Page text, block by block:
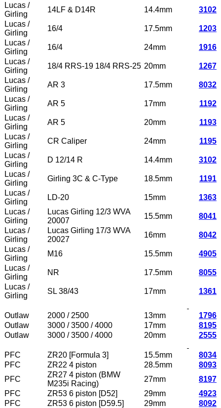
Lucas /
Girling
14LF & D14R 14.4mm
3102
Lucas /
Girling
16/4 17.5mm
1203
Lucas /
Girling
16/4 24mm
1916
Lucas /
Girling
18/4 RRS-19 18/4 RRS-25 20mm
1267
Lucas /
Girling
AR 3 17.5mm
8032
Lucas /
Girling
AR 5 17mm
1192
Lucas /
Girling
AR 5 20mm
1193
Lucas /
Girling
CR Caliper 24mm
1195
Lucas /
Girling
D 12/14 R 14.4mm
3102
Lucas /
Girling
Girling 3C & C-Type 18.5mm
1191
Lucas /
Girling
LD-20 15mm
1363
Lucas /
Girling
Lucas Girling 12/3 WVA
20007
15.5mm
8041
Lucas /
Girling
Lucas Girling 17/3 WVA
20027
16mm
8042
Lucas /
Girling
M16 15.5mm
4905
Lucas /
Girling
NR 17.5mm
8055
Lucas /
Girling
SL 38/43 17mm 1361
Outlaw 2000 / 2500 13mm
1796
Outlaw
3000 / 3500 / 4000 17mm
8195
Outlaw
3000 / 3500 / 4000 20mm 2555
PFC ZR20 [Formula 3] 15.5mm
8034
PFC
ZR22 4 piston 28.5mm
8093
PFC
ZR27 4 piston (BMW
M235i Racing)
27mm
8197
PFC
ZR53 6 piston [D52] 29mm
4923
PFC
ZR53 6 piston [D59.5] 29mm
8092